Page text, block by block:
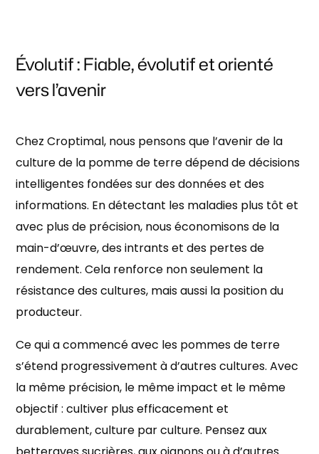
Évolutif : Fiable, évolutif et orienté
vers l’avenir
Chez Croptimal, nous pensons que l’avenir de la
culture de la pomme de terre dépend de décisions
intelligentes fondées sur des données et des
informations. En détectant les maladies plus tôt et
avec plus de précision, nous économisons de la
main-d’œuvre, des intrants et des pertes de
rendement. Cela renforce non seulement la
résistance des cultures, mais aussi la position du
producteur.
Ce qui a commencé avec les pommes de terre
s’étend progressivement à d’autres cultures. Avec
la même précision, le même impact et le même
objectif : cultiver plus efficacement et
durablement, culture par culture. Pensez aux